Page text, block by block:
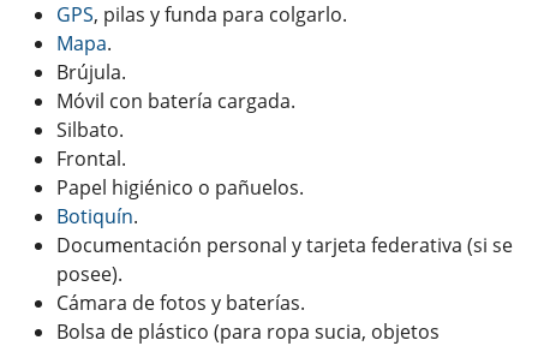
GPS, pilas y funda para colgarlo.
Mapa.
Brújula.
Móvil con batería cargada.
Silbato.
Frontal.
Papel higiénico o pañuelos.
Botiquín.
Documentación personal y tarjeta federativa (si se
posee).
Cámara de fotos y baterías.
Bolsa de plástico (para ropa sucia, objetos